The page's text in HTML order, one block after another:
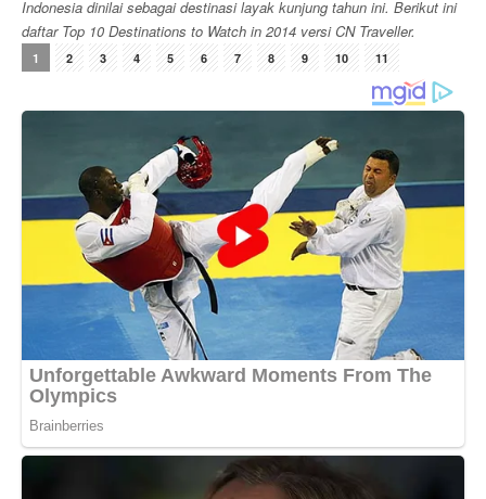
Indonesia dinilai sebagai destinasi layak kunjung tahun ini. Berikut ini
daftar Top 10 Destinations to Watch in 2014 versi CN Traveller.
1 2 3 4 5 6 7 8 9 10 11